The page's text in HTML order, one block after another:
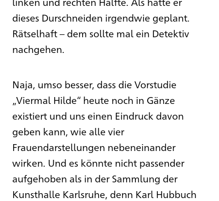
dieses Durschneiden irgendwie geplant.
Rätselhaft – dem sollte mal ein Detektiv
nachgehen.
Naja, umso besser, dass die Vorstudie
„Viermal Hilde“ heute noch in Gänze
existiert und uns einen Eindruck davon
geben kann, wie alle vier
Frauendarstellungen nebeneinander
wirken. Und es könnte nicht passender
aufgehoben als in der Sammlung der
Kunsthalle Karlsruhe, denn Karl Hubbuch